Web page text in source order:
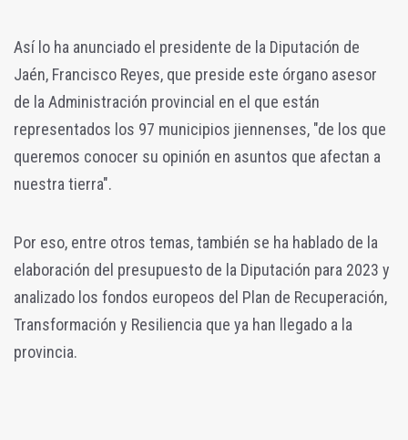
Así lo ha anunciado el presidente de la Diputación de
Jaén, Francisco Reyes, que preside este órgano asesor
de la Administración provincial en el que están
representados los 97 municipios jiennenses, "de los que
queremos conocer su opinión en asuntos que afectan a
nuestra tierra".
Por eso, entre otros temas, también se ha hablado de la
elaboración del presupuesto de la Diputación para 2023 y
analizado los fondos europeos del Plan de Recuperación,
Transformación y Resiliencia que ya han llegado a la
provincia.